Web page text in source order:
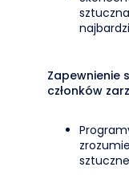
Zapewnienie
członków